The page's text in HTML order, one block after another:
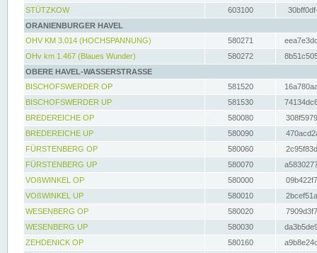
STÜTZKOW
603100
ORANIENBURGER HAVEL
OHV KM 3.014 (HOCHSPANNUNG)
580271
OHv km 1.467 (Blaues Wunder)
580272
OBERE HAVEL-WASSERSTRASSE
BISCHOFSWERDER OP
581520
BISCHOFSWERDER UP
581530
BREDEREICHE OP
580080
BREDEREICHE UP
580090
FÜRSTENBERG OP
580060
FÜRSTENBERG UP
580070
VOßWINKEL OP
580000
VOßWINKEL UP
580010
WESENBERG OP
580020
WESENBERG UP
580030
ZEHDENICK OP
580160